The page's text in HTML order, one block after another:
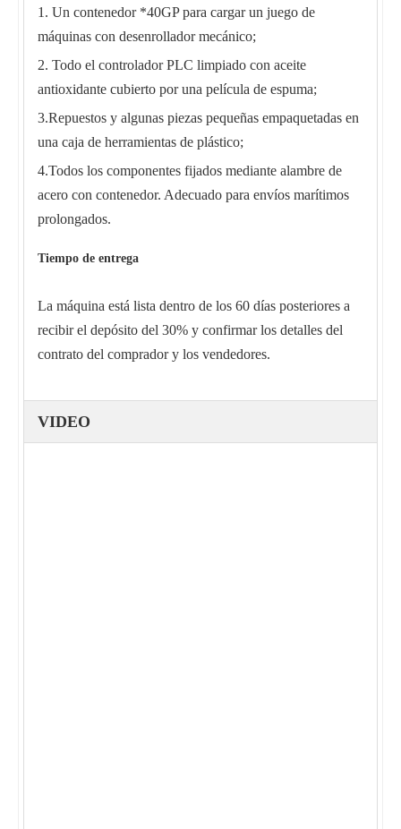
1. Un contenedor *40GP para cargar un juego de
máquinas con desenrollador mecánico;
2. Todo el controlador PLC limpiado con aceite
antioxidante cubierto por una película de espuma;
3.Repuestos y algunas piezas pequeñas empaquetadas en
una caja de herramientas de plástico;
4.Todos los componentes fijados mediante alambre de
acero con contenedor. Adecuado para envíos marítimos
prolongados.
Tiempo de entrega
La máquina está lista dentro de los 60 días posteriores a
recibir el depósito del 30% y confirmar los detalles del
contrato del comprador y los vendedores.
VIDEO